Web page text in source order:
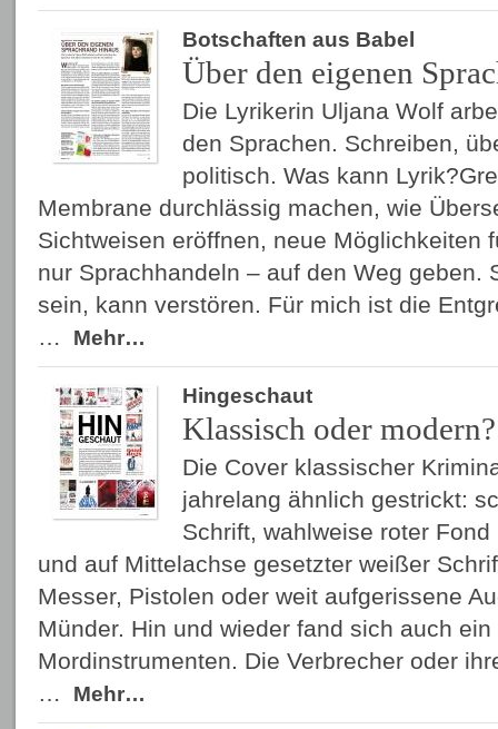
Botschaften aus Babel
Über den eigenen
Die Lyrikerin Uljana Wolf
den Sprachen. Schreiben,
politisch. Was kann
Membrane durchlässig machen, wie
Sichtweisen eröffnen, neue Möglichkeiten
nur Sprachhandeln – auf den Weg geben.
sein, kann verstören. Für mich ist die
…
Mehr…
Hingeschaut
Klassisch oder modern?
Die Cover klassischer
jahrelang ähnlich gestrickt:
Schrift, wahlweise roter
und auf Mittelachse gesetzter weißer
Messer, Pistolen oder weit aufgerissene
Münder. Hin und wieder fand sich auch
Mordinstrumenten. Die Verbrecher oder
…
Mehr…